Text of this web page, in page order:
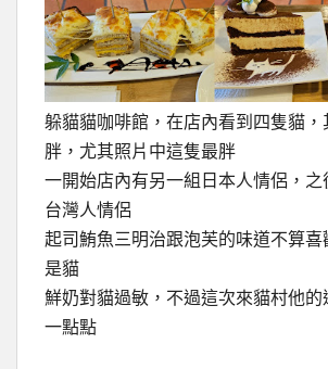
躲貓貓咖啡館，在店內看到四隻貓，
胖，尤其照片中這隻最胖
一開始店內有另一組日本人情侶，之
台灣人情侶
起司鮪魚三明治跟泡芙的味道不算喜
是貓
鮮奶對貓過敏，不過這次來貓村他的
一點點